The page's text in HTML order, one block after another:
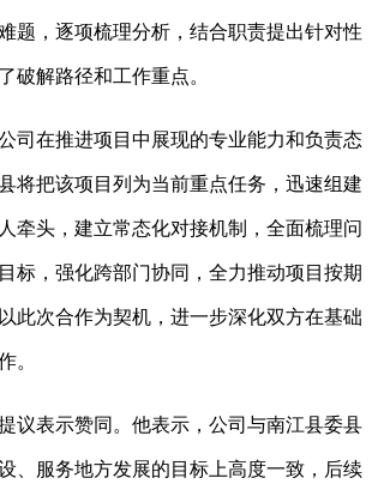
题，逐项梳理分析，结合职责提出针对性
破解路径和工作重点。
司在推进项目中展现的专业能力和负责态
将把该项目列为当前重点任务，迅速组建
牵头，建立常态化对接机制，全面梳理问
标，强化跨部门协同，全力推动项目按期
此次合作为契机，进一步深化双方在基础
。
议表示赞同。他表示，公司与南江县委县
、服务地方发展的目标上高度一致，后续